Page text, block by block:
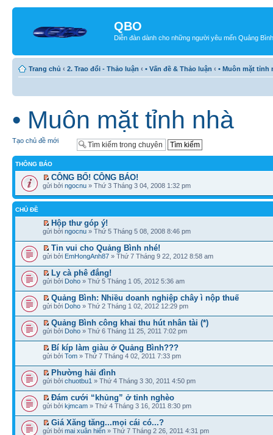
QBO
Diễn đàn dành cho những người yêu mến Quảng Bình
Trang chủ ‹ 2. Trao đổi - Thảo luận ‹ • Vấn đề & Thảo luận ‹ • Muôn mặt tỉnh
• Muôn mặt tỉnh nhà
Tạo chủ đề mới
THÔNG BÁO
CÔNG BỐ! CÔNG BÁO!
gửi bởi ngocnu » Thứ 3 Tháng 3 04, 2008 1:32 pm
CHỦ ĐỀ
Hộp thư góp ý!
gửi bởi ngocnu » Thứ 5 Tháng 5 08, 2008 8:46 pm
Tin vui cho Quảng Bình nhé!
gửi bởi EmHongAnh87 » Thứ 7 Tháng 9 22, 2012 8:58 am
Ly cà phê đắng!
gửi bởi Doho » Thứ 5 Tháng 1 05, 2012 5:36 am
Quảng Bình: Nhiều doanh nghiệp chây ì nộp thuế
gửi bởi Doho » Thứ 2 Tháng 1 02, 2012 12:29 pm
Quảng Bình công khai thu hút nhân tài (*)
gửi bởi Doho » Thứ 6 Tháng 11 25, 2011 7:02 pm
Bí kíp làm giàu ở Quảng Bình???
gửi bởi Tom » Thứ 7 Tháng 4 02, 2011 7:33 pm
Phường hải đình
gửi bởi chuotbu1 » Thứ 4 Tháng 3 30, 2011 4:50 pm
Đám cưới “khủng” ở tỉnh nghèo
gửi bởi kjmcam » Thứ 4 Tháng 3 16, 2011 8:30 pm
Giá Xăng tăng...mọi cái có...?
gửi bởi mai xuân hiển » Thứ 7 Tháng 2 26, 2011 4:31 pm